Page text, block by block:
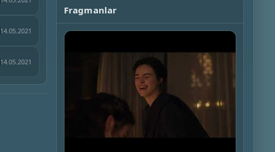
14.05.2021
14.05.2021
Fragmanlar